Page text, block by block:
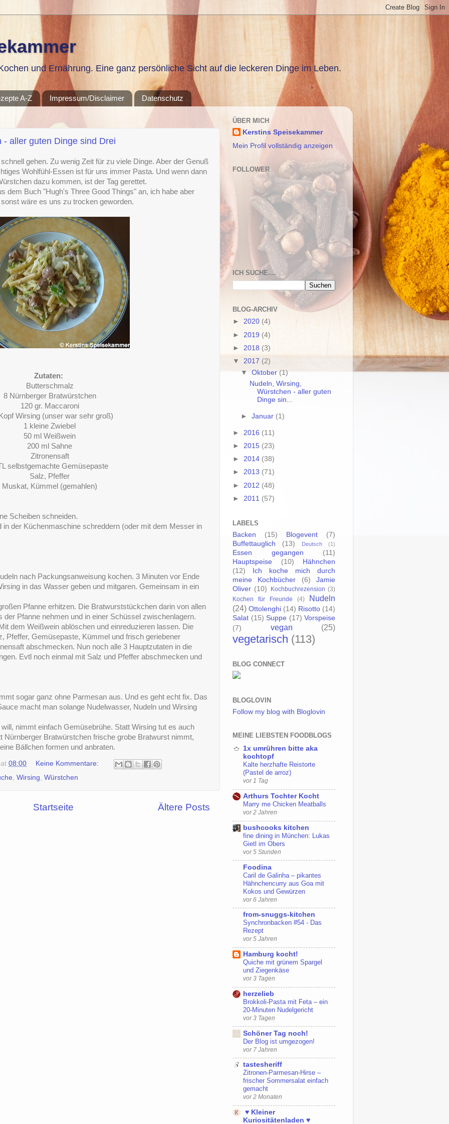
und Ernährung. Eine ganz persönliche Sicht auf die leckeren Dinge im Leben.
A-Z Impressum/Disclaimer Datenschutz
aller guten Dinge sind Drei
gehen. Zu wenig Zeit für zu viele Dinge. Aber der Genuß
Wohlfühl-Essen ist für uns immer Pasta. Und wenn dann
dazu kommen, ist der Tag gerettet.
dem Buch "Hugh's Three Good Things" an, ich habe aber
wäre es uns zu trocken geworden.
Zutaten:
Butterschmalz
8 Nürnberger Bratwürstchen
120 gr. Maccaroni
Wirsing (unser war sehr groß)
1 kleine Zwiebel
50 ml Weißwein
200 ml Sahne
Zitronensaft
selbstgemachte Gemüsepaste
Salz, Pfeffer
Muskat, Kümmel (gemahlen)
Scheiben schneiden.
in der Küchenmaschine schreddern (oder mit dem Messer in
nach Packungsanweisung kochen. 3 Minuten vor Ende
in das Wasser geben und mitgaren. Gemeinsam in ein
Pfanne erhitzen. Die Bratwurststückchen darin von allen
der Pfanne nehmen und in einer Schüssel zwischenlagern.
dem Weißwein ablöschen und einreduzieren lassen. Die
Pfeffer, Gemüsepaste, Kümmel und frisch geriebener
abschmecken. Nun noch alle 3 Hauptzutaten in die
Evtl noch einmal mit Salz und Pfeffer abschmecken und
sogar ganz ohne Parmesan aus. Und es geht echt fix. Das
macht man solange Nudelwasser, Nudeln und Wirsing
nimmt einfach Gemüsebrühe. Statt Wirsing tut es auch
Nürnberger Bratwürstchen frische grobe Bratwurst nimmt,
Bällchen formen und anbraten.
at 08:00
Keine Kommentare:
Wirsing Würstchen
Ältere Posts
Startseite
ÜBER MICH
Kerstins Speisekammer
Mein Profil vollständig anzeigen
FOLLOWER
ICH SUCHE....
BLOG-ARCHIV
► 2020 (4)
► 2019 (4)
► 2018 (3)
▼ 2017 (2)
▼Oktober (1)
Nudeln, Wirsing,
Würstchen - aller guten
Dinge sin...
►Januar (1)
► 2016 (11)
► 2015 (23)
► 2014 (38)
► 2013 (71)
► 2012 (48)
► 2011 (57)
LABELS
Backen
(15) Blogevent
(7)
Buffettauglich
(13) Deutsch (1)
Essen gegangen
(11)
Hauptspeise
(10)
Hähnchen
(12)
Ich koche mich durch
meine Kochbücher
(6)
Jamie
Oliver (10) Kochbuchrezension (3)
Kochen für Freunde
(4)
Nudeln
(24) Ottolenghi (14) Risotto (14)
Salat (15) Suppe (17) Vorspeise
(7)
vegan (25)
vegetarisch (113)
BLOG CONNECT
BLOGLOVIN
Follow my blog with Bloglovin
MEINE LIEBSTEN FOODBLOGS
1x umrühren bitte aka
kochtopf
Kalte herzhafte Reistorte
(Pastel de arroz)
vor 1 Tag
Arthurs Tochter Kocht
Marry me Chicken Meatballs
vor 2 Jahren
bushcooks kitchen
fine dining in München: Lukas
Gietl im Obers
vor 5 Stunden
Foodina
Caril de Galinha – pikantes
Hähnchencurry aus Goa mit
Kokos und Gewürzen
vor 6 Jahren
from-snuggs-kitchen
Synchronbacken #54 - Das
Rezept
vor 5 Jahren
Hamburg kocht!
Quiche mit grünem Spargel
und Ziegenkäse
vor 3 Tagen
herzelieb
Brokkoli-Pasta mit Feta – ein
20-Minuten Nudelgericht
vor 3 Tagen
Schöner Tag noch!
Der Blog ist umgezogen!
vor 7 Jahren
tastesheriff
Zitronen-Parmesan-Hirse –
frischer Sommersalat einfach
gemacht
vor 2 Monaten
♥ Kleiner
Kuriositätenladen ♥